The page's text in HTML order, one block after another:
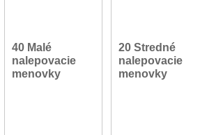
40 Malé
nalepovacie
menovky
20 Stredné
nalepovacie
menovky